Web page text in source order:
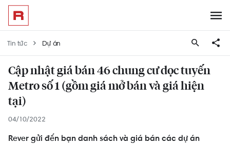
Tin tức Dự án
Cập nhật giá bán 46 chung cư dọc tuyến
Metro số 1 (gồm giá mở bán và giá hiện
tại)
04/10/2022
Rever gửi đến bạn danh sách và giá bán các dự án